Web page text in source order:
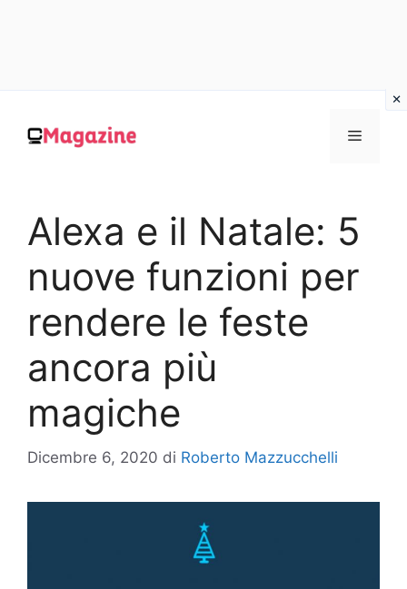
contenuto
MENU
Alexa e il Natale: 5
nuove funzioni per
rendere le feste
ancora più
magiche
Dicembre 6, 2020 di Roberto Mazzucchelli